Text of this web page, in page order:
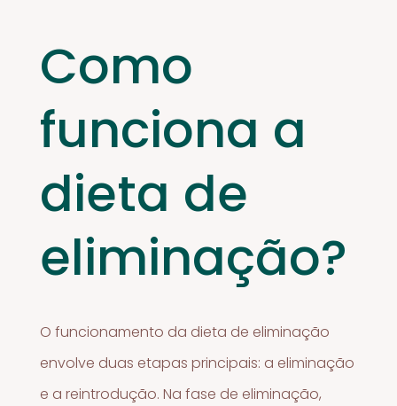
Como
funciona a
dieta de
eliminação?
O funcionamento da dieta de eliminação
envolve duas etapas principais: a eliminação
e a reintrodução. Na fase de eliminação,